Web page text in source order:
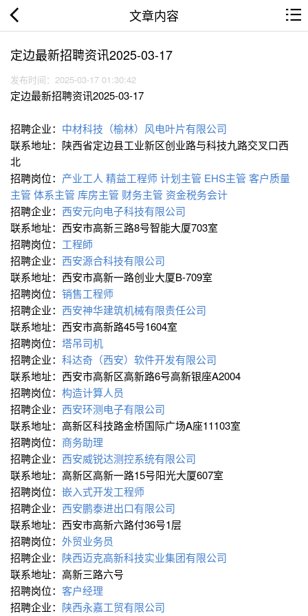
文章内容
定边最新招聘资讯2025-03-17
发布时间：2025-03-17 01:30:42
定边最新招聘资讯2025-03-17
招聘企业： 中材科技（榆林）风电叶片有限公司
联系地址：陕西省定边县工业新区创业路与科技九路交叉口西
北
招聘岗位： 产业工人 精益工程师计划主管 EHS主管 客户质量
主管 体系主管 库房主管 财务主管 资金税务会计
招聘企业： 西安元向电子科技有限公司
联系地址：西安市高新三路8号智能大厦703室
招聘岗位： 工程師
招聘企业： 西安源合科技有限公司
联系地址：西安市高新一路创业大厦B-709室
招聘岗位： 销售工程师
招聘企业： 西安神华建筑机械有限责任公司
联系地址：西安市高新路45号1604室
招聘岗位： 塔吊司机
招聘企业： 科达奇（西安）软件开发有限公司
联系地址：西安市高新区高新路6号高新银座A2004
招聘岗位： 构造计算人员
招聘企业： 西安环测电子有限公司
联系地址：高新区科技路金桥国际广场A座11103室
招聘岗位： 商务助理
招聘企业： 西安威锐达测控系统有限公司
联系地址：高新区高新一路15号阳光大厦607室
招聘岗位： 嵌入式开发工程师
招聘企业： 西安鹏泰进出口有限公司
联系地址：西安市高新六路付36号1层
招聘岗位： 外贸业务员
招聘企业： 陕西迈克高新科技实业集团有限公司
联系地址：高新三路六号
招聘岗位： 客户经理
招聘企业： 陕西永嘉工贸有限公司